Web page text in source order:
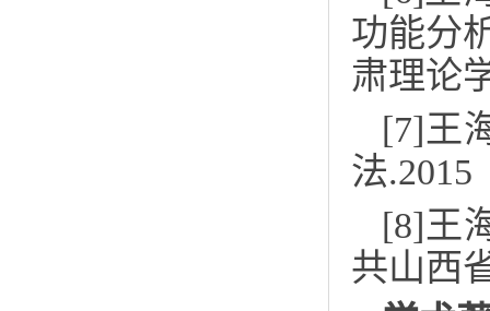
功能分
肃理论
[7]王
法.2015
[8]王
共山西